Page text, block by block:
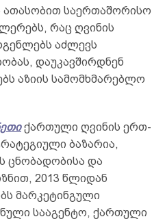
ათასობით საერთაშორისო
რაც ღვინის
აძლევს
დაუკავშირდნენ
აზიის სამომხმარებლო
ქართული ღვინის ერთ-
ბაზარია,
ცნობადობისა და
2013 წლიდან
მარკეტინგული
სააგენტო, ქართული